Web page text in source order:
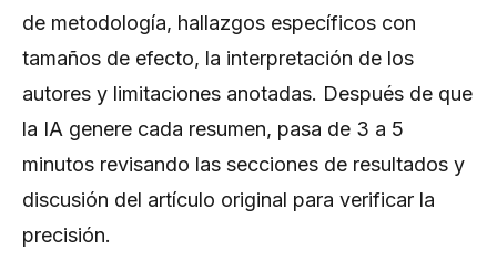
de metodología, hallazgos específicos con
tamaños de efecto, la interpretación de los
autores y limitaciones anotadas. Después de que
la IA genere cada resumen, pasa de 3 a 5
minutos revisando las secciones de resultados y
discusión del artículo original para verificar la
precisión.